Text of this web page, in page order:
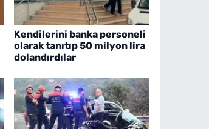
Kendilerini banka personeli
olarak tanıtıp 50 milyon lira
dolandırdılar